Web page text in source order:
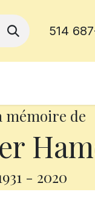
514
mémoire de
- 2020